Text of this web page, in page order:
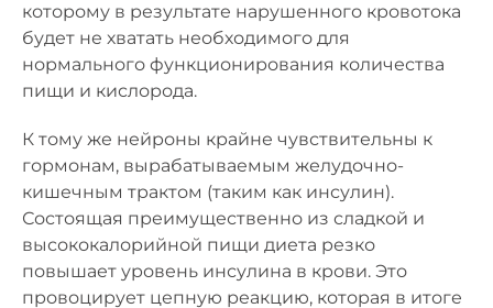
которому в результате нарушенного кровотока
будет не хватать необходимого для
нормального функционирования количества
пищи и кислорода.
К тому же нейроны крайне чувствительны к
гормонам, вырабатываемым желудочно-
кишечным трактом (таким как инсулин).
Состоящая преимущественно из сладкой и
высококалорийной пищи диета резко
повышает уровень инсулина в крови. Это
провоцирует цепную реакцию, которая в итоге